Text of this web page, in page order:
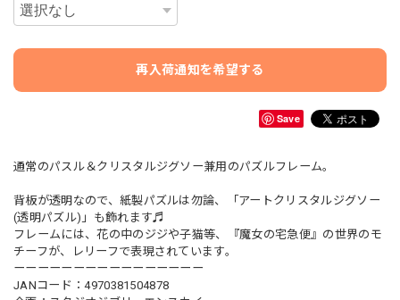
再入荷通知を希望する
Save
通常のパスル＆クリスタルジグソー兼用のパズルフレーム。
背板が透明なので、紙製パズルは勿論、「アートクリスタルジグソー
(透明パズル)」も飾れます♬
フレームには、花の中のジジや子猫等、『魔女の宅急便』の世界のモ
チーフが、レリーフで表現されています。
ーーーーーーーーーーーーーーーー
JANコード：4970381504878